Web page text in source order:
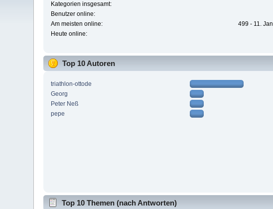
Kategorien insgesamt:
Benutzer online:
Am meisten online:
499 - 11.
Heute online:
Top 10 Autoren
triathlon-ottode
Georg
Peter Neß
pepe
Top 10 Themen (nach Antworten)